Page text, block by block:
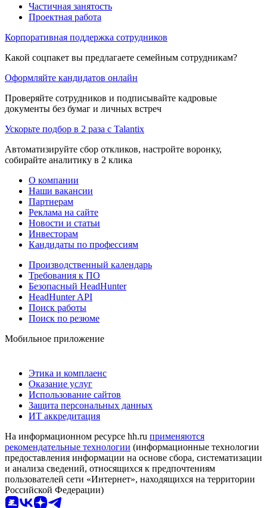
Частичная занятость
Проектная работа
Корпоративная поддержка сотрудников
Какой соцпакет вы предлагаете семейным сотрудникам?
Оформляйте кандидатов онлайн
Проверяйте сотрудников и подписывайте кадровые
документы без бумаг и личных встреч
Ускорьте подбор в 2 раза с Talantix
Автоматизируйте сбор откликов, настройте воронку,
собирайте аналитику в 2 клика
О компании
Наши вакансии
Партнерам
Реклама на сайте
Новости и статьи
Инвесторам
Кандидаты по профессиям
Производственный календарь
Требования к ПО
Безопасный HeadHunter
HeadHunter API
Поиск работы
Поиск по резюме
Мобильное приложение
Этика и комплаенс
Оказание услуг
Использование сайтов
Защита персональных данных
ИТ аккредитация
На информационном ресурсе hh.ru применяются
рекомендательные технологии (информационные технологии
предоставления информации на основе сбора, систематизации
и анализа сведений, относящихся к предпочтениям
пользователей сети «Интернет», находящихся на территории
Российской Федерации)